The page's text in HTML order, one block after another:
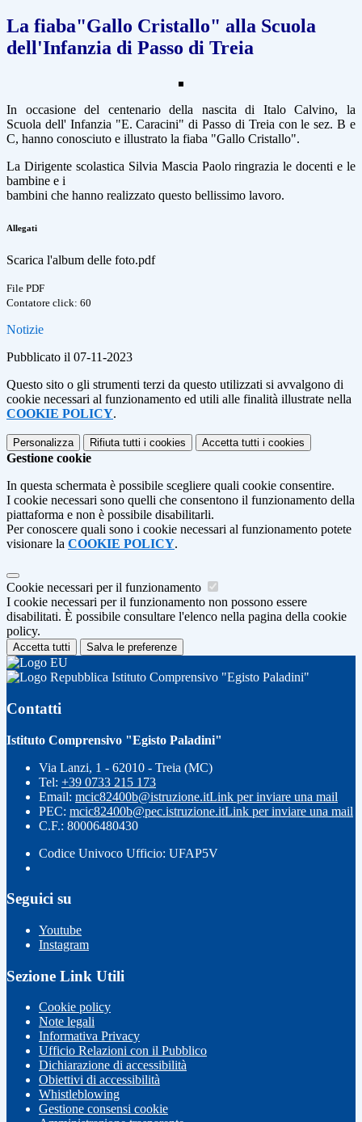
La fiaba"Gallo Cristallo" alla Scuola
dell'Infanzia di Passo di Treia
In occasione del centenario della nascita di Italo Calvino, la
Scuola dell' Infanzia "E. Caracini" di Passo di Treia con le sez. B e
C, hanno conosciuto e illustrato la fiaba "Gallo Cristallo".
La Dirigente scolastica Silvia Mascia Paolo ringrazia le docenti e le
bambine e i
bambini che hanno realizzato questo bellissimo lavoro.
Allegati
Scarica l'album delle foto.pdf
File PDF
Contatore click: 60
Notizie
Pubblicato il 07-11-2023
Questo sito o gli strumenti terzi da questo utilizzati si avvalgono di
cookie necessari al funzionamento ed utili alle finalità illustrate nella
COOKIE POLICY.
Personalizza Rifiuta tutti i cookies Accetta tutti i cookies
Gestione cookie
In questa schermata è possibile scegliere quali cookie consentire.
I cookie necessari sono quelli che consentono il funzionamento della
piattaforma e non è possibile disabilitarli.
Per conoscere quali sono i cookie necessari al funzionamento potete
visionare la COOKIE POLICY.
Cookie necessari per il funzionamento
I cookie necessari per il funzionamento non possono essere
disabilitati. È possibile consultare l'elenco nella pagina della cookie
policy.
Accetta tutti Salva le preferenze
Istituto Comprensivo "Egisto Paladini"
Contatti
Istituto Comprensivo "Egisto Paladini"
Via Lanzi, 1 - 62010 - Treia (MC)
Tel: +39 0733 215 173
Email: mcic82400b@istruzione.itLink per inviare una mail
PEC: mcic82400b@pec.istruzione.itLink per inviare una mail
C.F.: 80006480430
Codice Univoco Ufficio: UFAP5V
Seguici su
Youtube
Instagram
Sezione Link Utili
Cookie policy
Note legali
Informativa Privacy
Ufficio Relazioni con il Pubblico
Dichiarazione di accessibilità
Obiettivi di accessibilità
Whistleblowing
Gestione consensi cookie